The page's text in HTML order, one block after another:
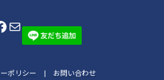
メール
ポリシー | お問い合わせ